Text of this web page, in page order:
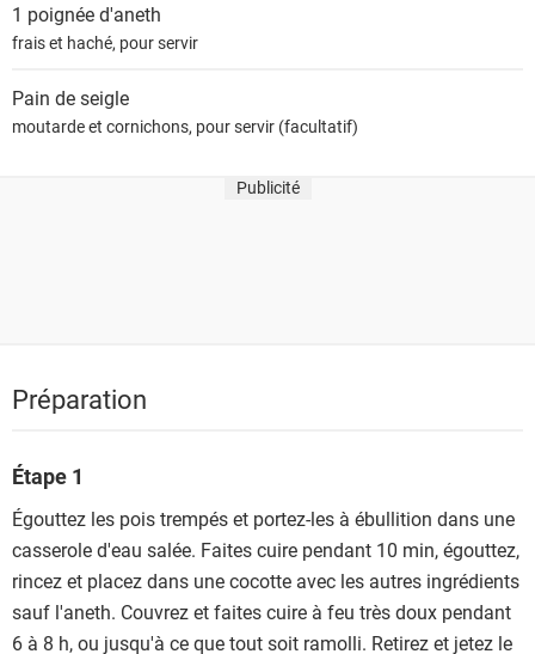
1 poignéed'aneth
frais et haché, pour servir
Pain de seigle
moutarde et cornichons, pour servir (facultatif)
Publicité
Préparation
Étape 1
Égouttez les pois trempés et portez-les à ébullition dans une
casserole d'eau salée. Faites cuire pendant 10 min, égouttez,
rincez et placez dans une cocotte avec les autres ingrédients
sauf l'aneth. Couvrez et faites cuire à feu très doux pendant
6 à 8 h, ou jusqu'à ce que tout soit ramolli. Retirez et jetez le